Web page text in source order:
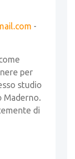
-
per
studio
Maderno.
di